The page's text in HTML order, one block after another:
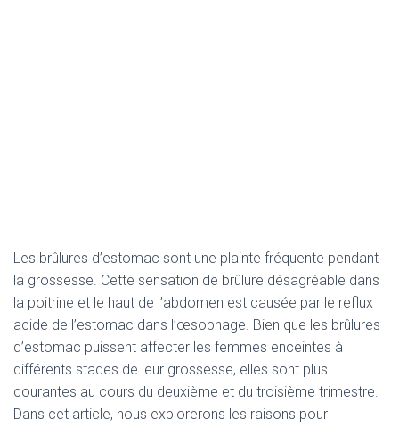
Les brûlures d’estomac sont une plainte fréquente pendant
la grossesse. Cette sensation de brûlure désagréable dans
la poitrine et le haut de l’abdomen est causée par le reflux
acide de l’estomac dans l’œsophage. Bien que les brûlures
d’estomac puissent affecter les femmes enceintes à
différents stades de leur grossesse, elles sont plus
courantes au cours du deuxième et du troisième trimestre.
Dans cet article, nous explorerons les raisons pour